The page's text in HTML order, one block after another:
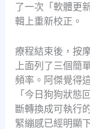
了一次「軟體更
輯上重新校正。
療程結束後，按
上面列了三個簡
頻率。阿傑覺得
「今日狗狗狀態
斷轉換成可執行
緊繃感已經明顯